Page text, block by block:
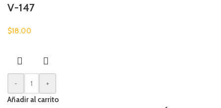
V-147
$18.00
-
+
Añadir al carrito